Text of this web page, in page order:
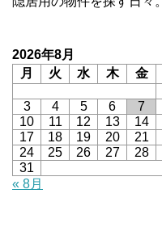
2026年8月
月
火 水 木 金
3
4 5 6 7
10
11 12 13 14
17
18 19 20 21
24
25 26 27 28
31
« 8月